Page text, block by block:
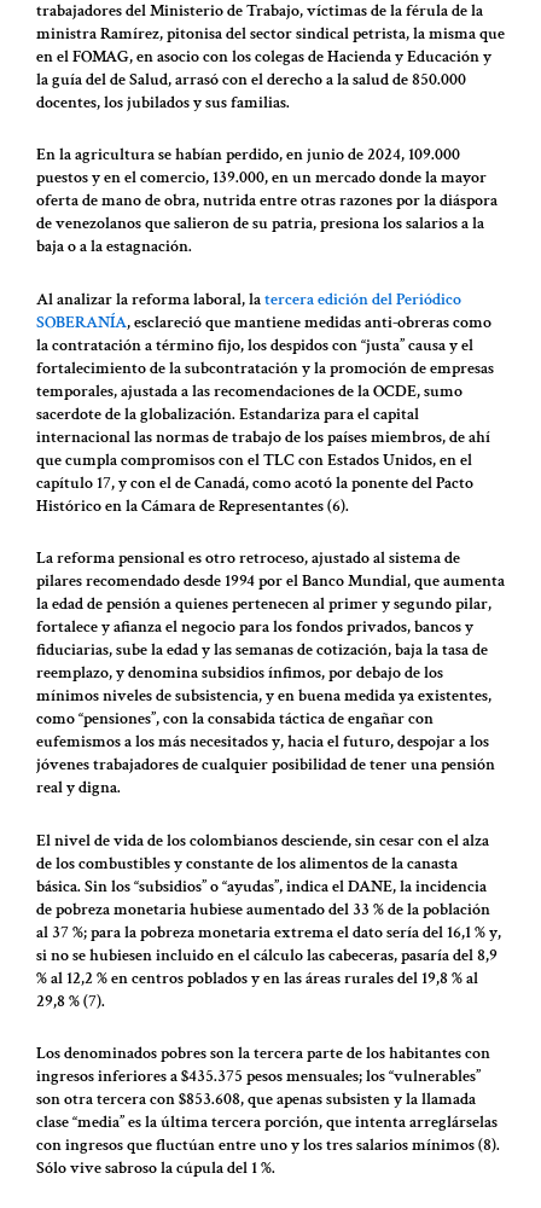
trabajadores del Ministerio de Trabajo, víctimas de la férula de la
ministra Ramírez, pitonisa del sector sindical petrista, la misma que
en el FOMAG, en asocio con los colegas de Hacienda y Educación y
la guía del de Salud, arrasó con el derecho a la salud de 850.000
docentes, los jubilados y sus familias.
En la agricultura se habían perdido, en junio de 2024, 109.000
puestos y en el comercio, 139.000, en un mercado donde la mayor
oferta de mano de obra, nutrida entre otras razones por la diáspora
de venezolanos que salieron de su patria, presiona los salarios a la
baja o a la estagnación.
Al analizar la reforma laboral, latercera edición del Periódico
SOBERANÍA, esclareció que mantiene medidas anti-obreras como
la contratación a término fijo, los despidos con “justa” causa y el
fortalecimiento de la subcontratación y la promoción de empresas
temporales, ajustada a las recomendaciones de la OCDE, sumo
sacerdote de la globalización. Estandariza para el capital
internacional las normas de trabajo de los países miembros, de ahí
que cumpla compromisos con el TLC con Estados Unidos, en el
capítulo 17, y con el de Canadá, como acotó la ponente del Pacto
Histórico en la Cámara de Representantes (6).
La reforma pensional es otro retroceso, ajustado al sistema de
pilares recomendado desde 1994 por el Banco Mundial, que aumenta
la edad de pensión a quienes pertenecen al primer y segundo pilar,
fortalece y afianza el negocio para los fondos privados, bancos y
fiduciarias, sube la edad y las semanas de cotización, baja la tasa de
reemplazo, y denomina subsidios ínfimos, por debajo de los
mínimos niveles de subsistencia, y en buena medida ya existentes,
como “pensiones”, con la consabida táctica de engañar con
eufemismos a los más necesitados y, hacia el futuro, despojar a los
jóvenes trabajadores de cualquier posibilidad de tener una pensión
real y digna.
El nivel de vida de los colombianos desciende, sin cesar con el alza
de los combustibles y constante de los alimentos de la canasta
básica. Sin los “subsidios” o “ayudas”, indica el DANE, la incidencia
de pobreza monetaria hubiese aumentado del 33 % de la población
al 37 %; para la pobreza monetaria extrema el dato sería del 16,1 % y,
si no se hubiesen incluido en el cálculo las cabeceras, pasaría del 8,9
% al 12,2 % en centros poblados y en las áreas rurales del 19,8 % al
29,8 % (7).
Los denominados pobres son la tercera parte de los habitantes con
ingresos inferiores a $435.375 pesos mensuales; los “vulnerables”
son otra tercera con $853.608, que apenas subsisten y la llamada
clase “media” es la última tercera porción, que intenta arreglárselas
con ingresos que fluctúan entre uno y los tres salarios mínimos (8).
Sólo vive sabroso la cúpula del 1 %.